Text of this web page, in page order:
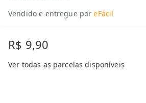
Vendido e entregue por eFácil
R$ 9,90
Ver todas as parcelas disponíveis